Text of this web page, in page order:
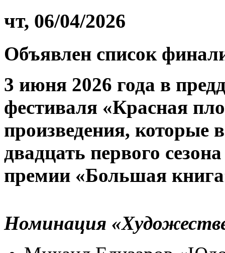
чт, 06/04/2026
Объявлен список
3 июня 2026 года в
фестиваля «Красная
произведения, которые
двадцать первого
премии «Большая
Номинация